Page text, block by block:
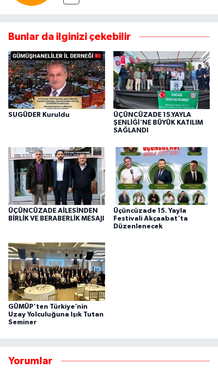
Bunlar da ilginizi çekebilir
SUGÜDER Kuruldu
ÜÇÜNCÜZADE 15.YAYLA
ŞENLİĞİ'NE BÜYÜK KATILIM
SAĞLANDI
ÜÇÜNCÜZADE AİLESİNDEN
BİRLİK VE BERABERLİK MESAJI
Üçüncüzade 15. Yayla
Festivali Akçaabat'ta
Düzenlenecek
GÜMÜP’ten Türkiye’nin
Uzay Yolculuğuna Işık Tutan
Seminer
Yorumlar